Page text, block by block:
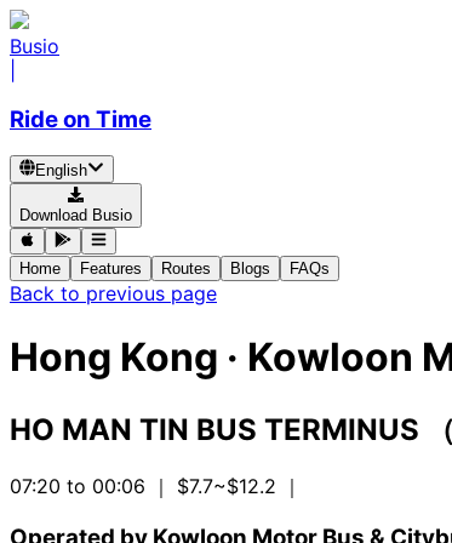
Busio
Ride on Time
English
Download Busio
Home Features Routes Blogs FAQs
Back to previous page
Hong Kong · Kowloon
HO MAN TIN BUS TERMINUS （
07:20 to 00:06 ｜ $7.7~$12.2 ｜